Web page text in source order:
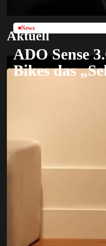
News
ADO Sense
Bikes das
Aktuell